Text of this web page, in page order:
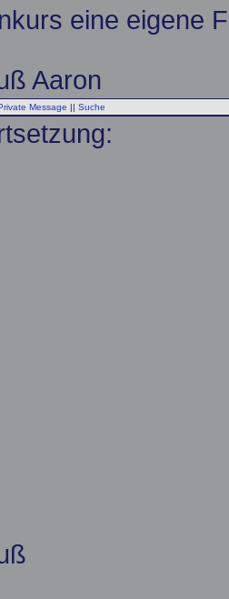
eine eigene
Aaron
Message || Suche